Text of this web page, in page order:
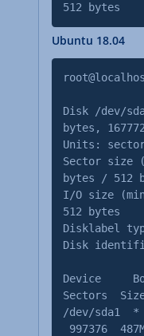
512 bytes
Ubuntu 18.04
Disk /dev/
bytes,
Units:
Sector size
bytes / 512
I/O size
512 bytes
Disklabel
Disk
Device
Sectors
/dev/
997376